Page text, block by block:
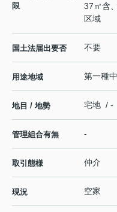
限
37㎡含
区域
国土法届出要否 不要
用途地域 第一種
地目 / 地勢 宅地 / -
管理組合有無 -
取引態様 仲介
現況 空家